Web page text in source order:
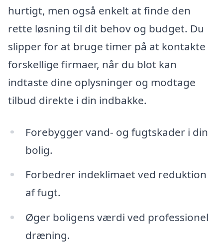
hurtigt, men også enkelt at finde den
rette løsning til dit behov og budget. Du
slipper for at bruge timer på at kontakte
forskellige firmaer, når du blot kan
indtaste dine oplysninger og modtage
tilbud direkte i din indbakke.
Forebygger vand- og fugtskader i din
bolig.
Forbedrer indeklimaet ved reduktion
af fugt.
Øger boligens værdi ved professionel
dræning.